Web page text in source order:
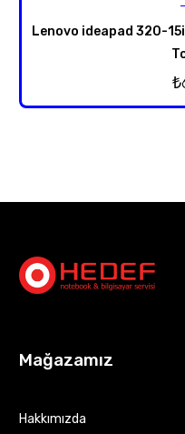
Lenovo ideapad 320-
₺
Mağazamız
Hakkımızda